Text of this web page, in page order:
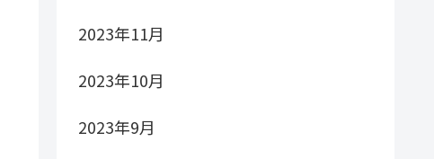
2023年11月
2023年10月
2023年9月